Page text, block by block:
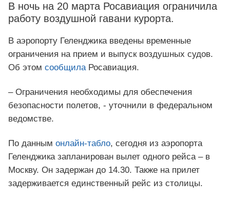
В ночь на 20 марта Росавиация ограничила
работу воздушной гавани курорта.
В аэропорту Геленджика введены временные
ограничения на прием и выпуск воздушных судов.
Об этом сообщилаРосавиация.
– Ограничения необходимы для обеспечения
безопасности полетов, - уточнили в федеральном
ведомстве.
По данным онлайн-табло, сегодня из аэропорта
Геленджика запланирован вылет одного рейса – в
Москву. Он задержан до 14.30. Также на прилет
задерживается единственный рейс из столицы.